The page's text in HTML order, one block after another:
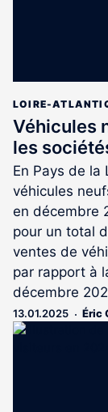
LOIRE-
Véhicules
les
En Pays de la
véhicules
en décembre
pour un total
ventes de
par rapport à
décembre
13.01.2025 Éric